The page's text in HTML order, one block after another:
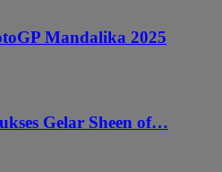
Mandalika 2025
Gelar Sheen of…